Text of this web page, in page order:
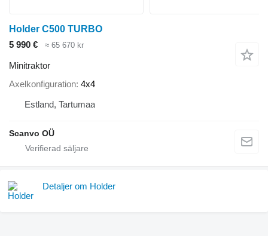
Holder C500 TURBO
5 990 €
≈ 65 670 kr
Minitraktor
Axelkonfiguration 4x4
Estland, Tartumaa
Scanvo OÜ
Detaljer om Holder